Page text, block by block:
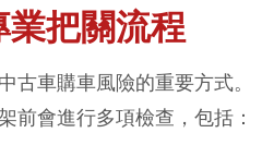
把關流程
古車購車風險的重要方式。
前會進行多項檢查，包括：